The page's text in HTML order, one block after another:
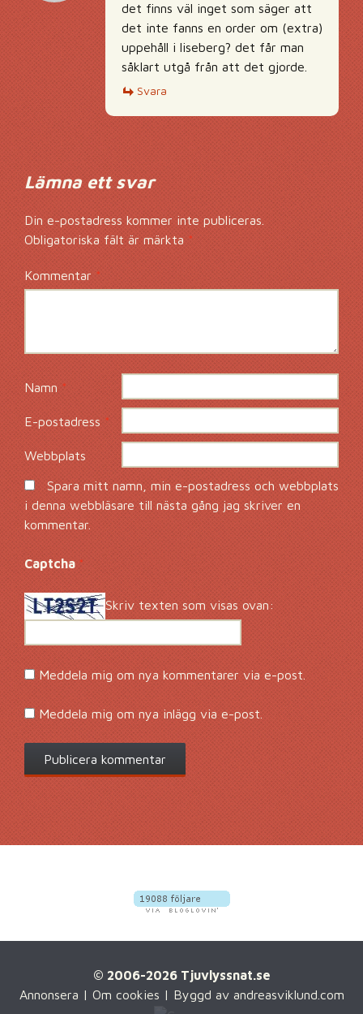
det finns väl inget som säger att
det inte fanns en order om (extra)
uppehåll i liseberg? det får man
såklart utgå från att det gjorde.
Svara
Lämna ett svar
Din e-postadress kommer inte publiceras.
Obligatoriska fält är märkta *
Kommentar*
Namn*
E-postadress*
Webbplats
Spara mitt namn, min e-postadress och webbplats
i denna webbläsare till nästa gång jag skriver en
kommentar.
Captcha *
Skriv texten som visas ovan:
Meddela mig om nya kommentarer via e-post.
Meddela mig om nya inlägg via e-post.
© 2006-2026 Tjuvlyssnat.se
Annonsera | Om cookies | Byggd av andreasviklund.com